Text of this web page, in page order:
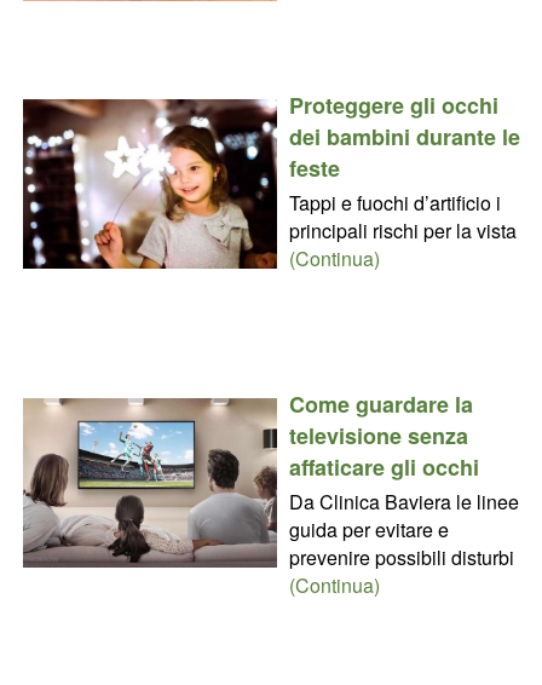
Proteggere gli occhi
dei bambini durante le
feste
Tappi e fuochi d’artificio i
principali rischi per la vista
(Continua)
Come guardare la
televisione senza
affaticare gli occhi
Da Clinica Baviera le linee
guida per evitare e
prevenire possibili disturbi
(Continua)